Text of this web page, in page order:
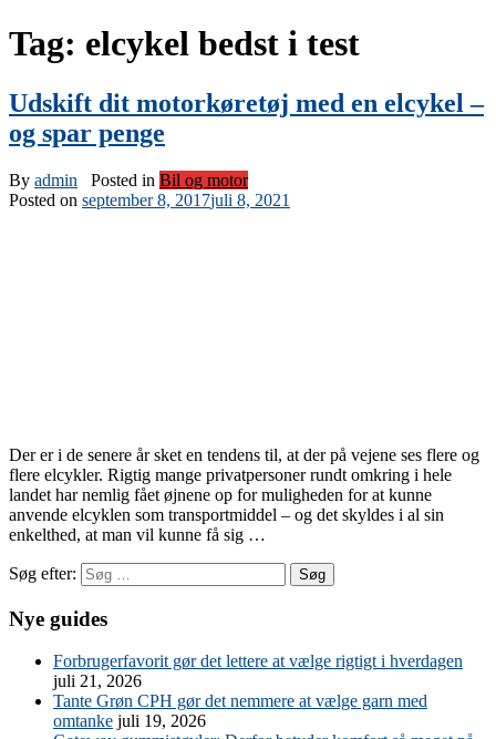
Tag: elcykel bedst i test
Udskift dit motorkøretøj med en elcykel –
og spar penge
By admin Posted in Bil og motor
Posted on september 8, 2017juli 8, 2021
Der er i de senere år sket en tendens til, at der på vejene ses flere og
flere elcykler. Rigtig mange privatpersoner rundt omkring i hele
landet har nemlig fået øjnene op for muligheden for at kunne
anvende elcyklen som transportmiddel – og det skyldes i al sin
enkelthed, at man vil kunne få sig …
Søg efter:
Nye guides
Forbrugerfavorit gør det lettere at vælge rigtigt i hverdagen
juli 21, 2026
Tante Grøn CPH gør det nemmere at vælge garn med
omtanke juli 19, 2026